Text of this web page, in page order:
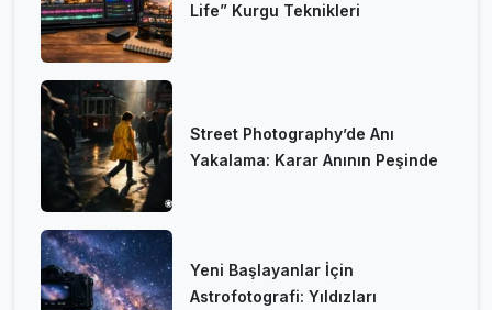
Life” Kurgu Teknikleri
Street Photography’de Anı
Yakalama: Karar Anının Peşinde
Yeni Başlayanlar İçin
Astrofotografi: Yıldızları